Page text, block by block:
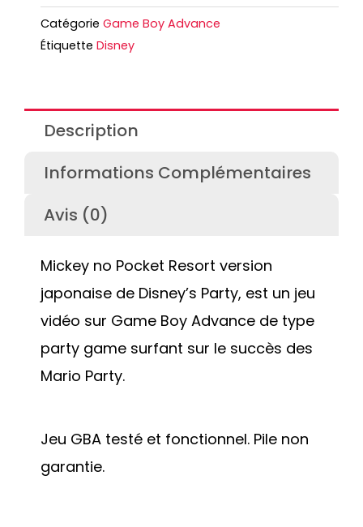
Catégorie Game Boy Advance
Étiquette Disney
Description
Informations Complémentaires
Avis (0)
Mickey no Pocket Resort version
japonaise de Disney’s Party, est un jeu
vidéo sur Game Boy Advance de type
party game surfant sur le succès des
Mario Party.
Jeu GBA testé et fonctionnel. Pile non
garantie.